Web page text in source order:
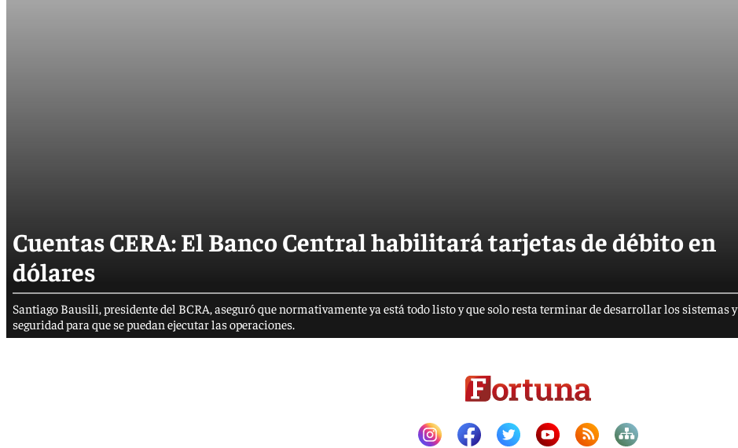
Cuentas CERA: El Banco Central habilitará tarjetas de débito en
dólares
Santiago Bausili, presidente del BCRA, aseguró que normativamente ya está todo listo y que solo resta terminar de desarrollar los sistemas y
seguridad para que se puedan ejecutar las operaciones.